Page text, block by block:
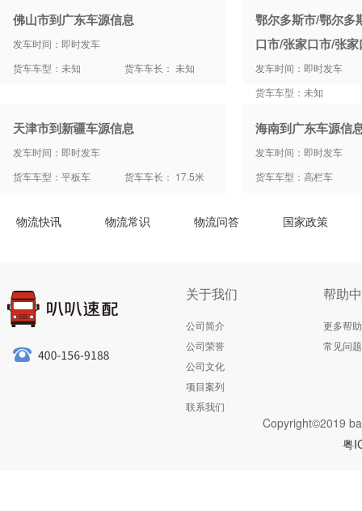
佛山市到广东车源信息
发车时间：即时发车
货车车型：未知
货车车长： 未知
鄂尔多斯市/鄂尔多
口市/张家口市/张
发车时间：即时发车
货车车型：未知
天津市到新疆车源信息
发车时间：即时发车
货车车型：平板车
货车车长： 17.5米
海南到广东车源信
发车时间：即时发车
货车车型：高栏车
物流快讯 物流常识 物流问答 国家政策
关于我们
公司简介
公司荣誉
公司文化
项目案列
联系我们
帮助
更多帮助
常见问题
Copyright©2019
粤